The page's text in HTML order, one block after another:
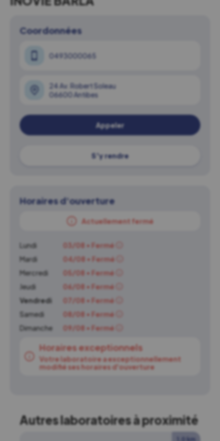
Coordonnées
0493000065
24 Av. Robert Soleau
06600 Antibes
Appeler
S'y rendre
Horaires d'ouverture
Actuellement fermé
Lundi
03/08 • Fermé
Mardi
04/08 • Fermé
Mercredi
05/08 • Fermé
Jeudi
06/08 • Fermé
Vendredi
07/08 • Fermé
Samedi
08/08 • Fermé
Dimanche
09/08 • Fermé
Horaires exceptionnels
Votre laboratoire a exceptionnellement
modifié ses horaires d'ouverture
Autres laboratoires à proximité
1.0 km